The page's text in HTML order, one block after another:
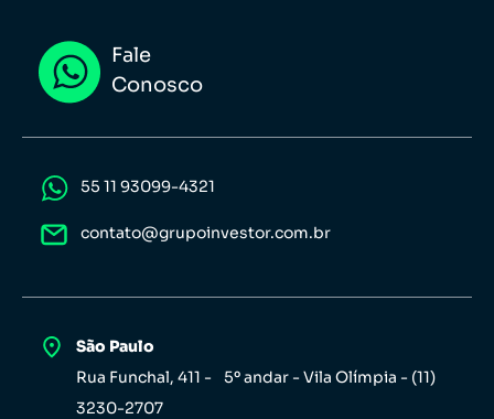
Fale
Conosco
55 11 93099-4321
contato@grupoinvestor.com.br
São Paulo
Rua Funchal, 411 - 5º andar - Vila Olímpia - (11)
3230-2707